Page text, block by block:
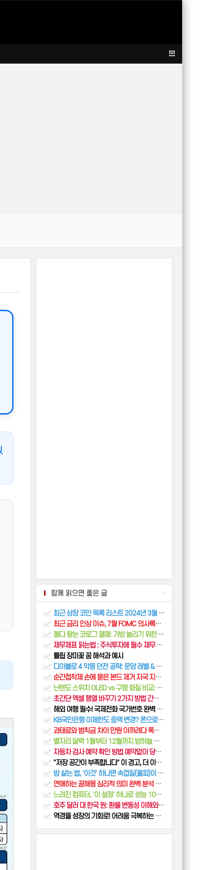
+
함께 읽으면 좋은 글
최근 상장 코인 목록 리스트 2024년 3월 14일 기준 비트코인, 알트코인
최근 금리 인상 이슈, 7월 FOMC 의사록에서 알 수 있는 것은?
젤다 왕눈 코로그 열매: 가방 늘리기 위한 필수 개수 & 위치 지도
재무제표 읽는법 : 주식투자에 필수 재무 상태 평가 방법
튤립 장미꽃 꿈 해석과 예시
디아블로 4 악몽 던전 공략: 문양 레벨 & 폐사 구간 탈출 가이드
순간접착제 손에 묻은 본드 제거 자국 지우는법
닌텐도 스위치 OLED vs 구형 화질 비교: 2026년에도 살만한 가치가 있을까?
초간단 엑셀 행열 바꾸기 2가지 방법 간단 마스터(+TRANSPOSE 함수 사용 방법)
해외 여행 필수! 국제전화 국가번호 완벽 정복 가이드
KB국민은행 이체한도 증액 변경? 폰으로 해결
과태료와 범칙금 차이 만원 아끼려다 폭탄 맞을 수 있습니다
별자리 달력 1월부터 12월까지 밤하늘 여행 가이드
자동차 검사 예약 확인 방법 예약없이 당일접수 꿀팁
"저장 공간이 부족합니다" 이 경고, 더 이상 보지 마세요! (아이폰, 갤럭시 공통 해결법)
밤 삶는 법, '이것' 하나면 속껍질(율피)이 쏙! (삶는 시간, 보관법 총정리)
연애하는 꿈해몽 심리적 의미 완벽 분석 BEST 5
느려진 컴퓨터, '이 설정' 하나로 성능 100% 끌어올리는 법 (윈도우 전원 관리 옵션)
호주 달러 대 한국 원: 환율 변동성 이해와 환율 실시간 확인하기
역경을 성장의 기회로! 어려움 극복하는 동기부여 전략